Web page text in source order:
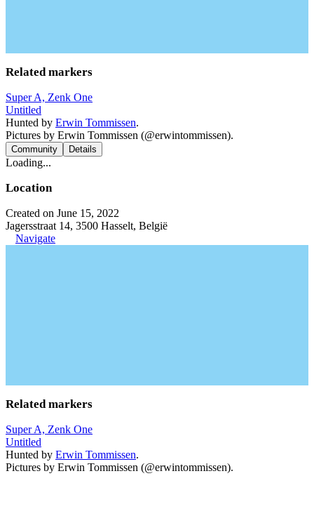
Related markers
Super A, Zenk One
Untitled
Hunted by Erwin Tommissen.
Pictures by Erwin Tommissen (@erwintommissen).
Community Details
Loading...
Location
Created on June 15, 2022
Jagersstraat 14, 3500 Hasselt, België
Navigate
Related markers
Super A, Zenk One
Untitled
Hunted by Erwin Tommissen.
Pictures by Erwin Tommissen (@erwintommissen).